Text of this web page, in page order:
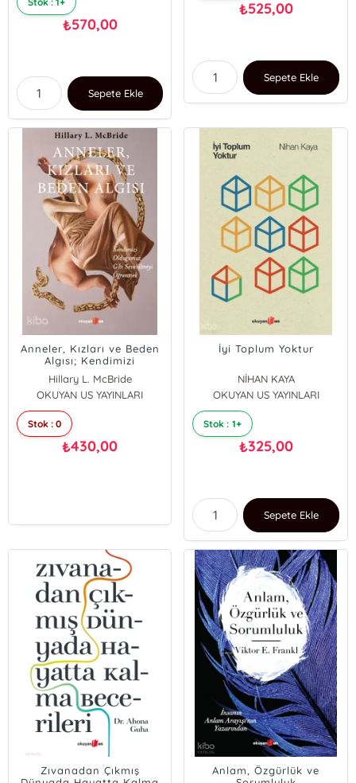
₺570,00
Sepete Ekle
₺525,00
Sepete Ekle
Anneler, Kızları ve Beden
Algısı; Kendimizi
Olduğumuz Gibi
Sevebilmeyi Öğrenmek
Hillary L. McBride
OKUYAN US YAYINLARI
Stok : 0
₺430,00
İyi Toplum Yoktur
NİHAN KAYA
OKUYAN US YAYINLARI
Stok : 1+
₺325,00
Sepete Ekle
Zıvanadan Çıkmış
Anlam, Özgürlük ve